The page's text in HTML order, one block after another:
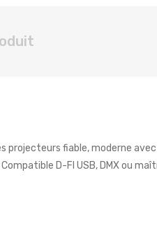
fiable, moderne
D-FI USB, DMX ou